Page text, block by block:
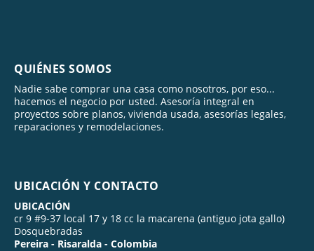
QUIÉNES SOMOS
Nadie sabe comprar una casa como nosotros, por eso...
hacemos el negocio por usted. Asesoría integral en
proyectos sobre planos, vivienda usada, asesorías legales,
reparaciones y remodelaciones.
UBICACIÓN Y CONTACTO
UBICACIÓN
cr 9 #9-37 local 17 y 18 cc la macarena (antiguo jota gallo)
Dosquebradas
Pereira - Risaralda - Colombia